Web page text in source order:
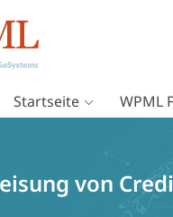
Startseite WPML
von